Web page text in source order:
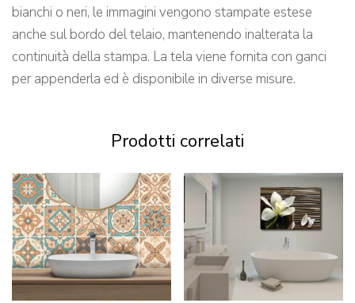
bianchi o neri, le immagini vengono stampate estese
anche sul bordo del telaio, mantenendo inalterata la
continuità della stampa. La tela viene fornita con ganci
per appenderla ed è disponibile in diverse misure.
Prodotti correlati